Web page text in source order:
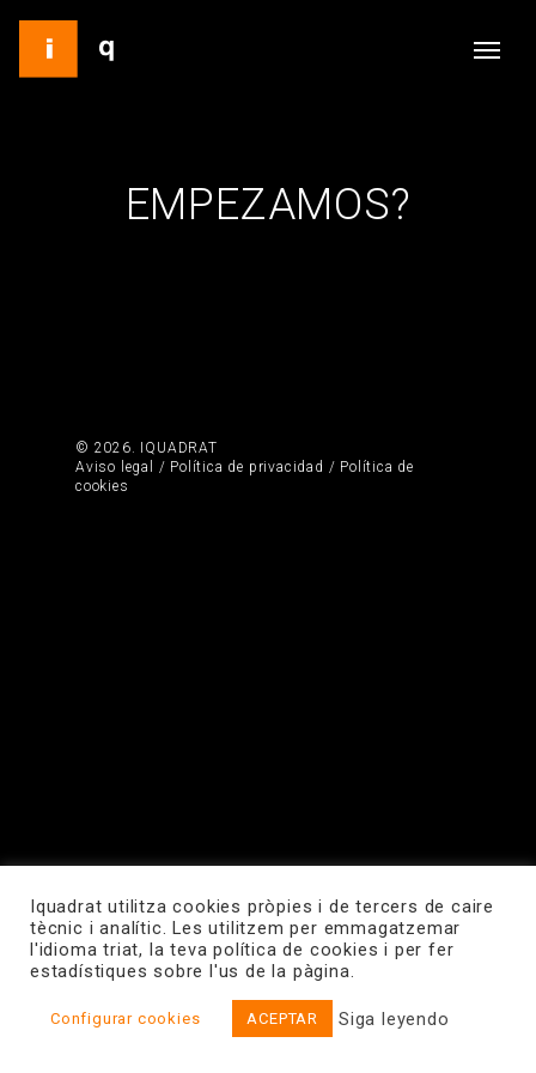
EMPEZAMOS?
© 2026. IQUADRAT
Aviso legal
/ Política de privacidad / Política de
cookies
Iquadrat utilitza cookies pròpies i de tercers de caire
tècnic i analític. Les utilitzem per emmagatzemar
l'idioma triat, la teva política de cookies i per fer
estadístiques sobre l'us de la pàgina.
Configurar cookies ACEPTAR Siga leyendo